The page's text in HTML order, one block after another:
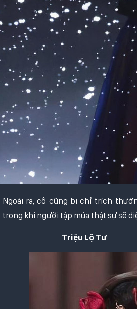
Ngoài ra, cô cũng bị chỉ trích
trong khi người tập múa thật sự sẽ
Triệu Lộ Tư